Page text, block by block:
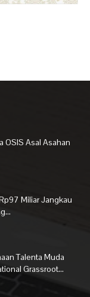
OSIS Asal Asahan
Miliar Jangkau
Talenta Muda
Grassroot...